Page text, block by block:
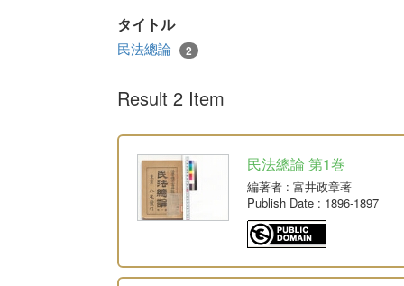
タイトル
民法總論 2
Result 2 Item
民法總論 第1巻
編著者 : 富井政章著
Publish Date : 1896-1897